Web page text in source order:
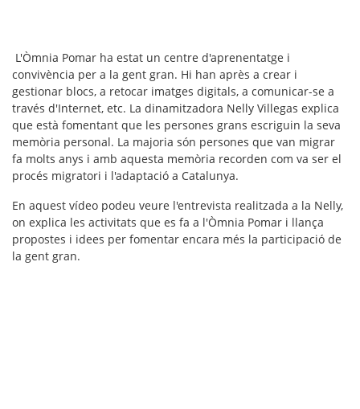
L'Òmnia Pomar ha estat un centre d'aprenentatge i
convivència per a la gent gran. Hi han après a crear i
gestionar blocs, a retocar imatges digitals, a comunicar-se a
través d'Internet, etc. La dinamitzadora Nelly Villegas explica
que està fomentant que les persones grans escriguin la seva
memòria personal. La majoria són persones que van migrar
fa molts anys i amb aquesta memòria recorden com va ser el
procés migratori i l'adaptació a Catalunya.
En aquest vídeo podeu veure l'entrevista realitzada a la Nelly,
on explica les activitats que es fa a l'Òmnia Pomar i llança
propostes i idees per fomentar encara més la participació de
la gent gran.